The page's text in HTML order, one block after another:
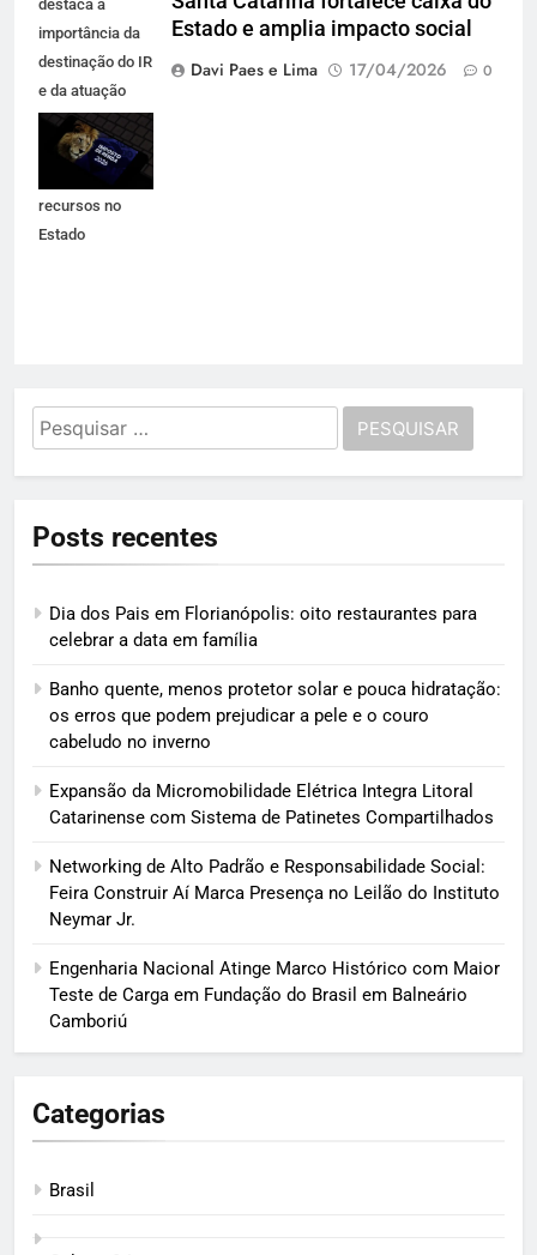
destaca a
importância da
destinação do IR
e da atuação
técnica que
garante
permanência de
recursos no
Estado
Estado e amplia impacto social
Davi Paes e Lima
17/04/2026 0
Pesquisar
por:
Posts recentes
Dia dos Pais em Florianópolis: oito restaurantes para
celebrar a data em família
Banho quente, menos protetor solar e pouca hidratação:
os erros que podem prejudicar a pele e o couro
cabeludo no inverno
Expansão da Micromobilidade Elétrica Integra Litoral
Catarinense com Sistema de Patinetes Compartilhados
Networking de Alto Padrão e Responsabilidade Social:
Feira Construir Aí Marca Presença no Leilão do Instituto
Neymar Jr.
Engenharia Nacional Atinge Marco Histórico com Maior
Teste de Carga em Fundação do Brasil em Balneário
Camboriú
Categorias
Brasil